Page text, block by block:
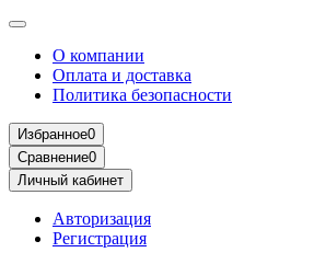
О компании
Оплата и доставка
Политика безопасности
Избранное0
Сравнение0
Личный кабинет
Авторизация
Регистрация